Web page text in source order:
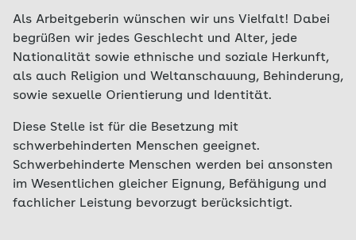
Als Arbeitgeberin wünschen wir uns Vielfalt! Dabei
begrüßen wir jedes Geschlecht und Alter, jede
Nationalität sowie ethnische und soziale Herkunft,
als auch Religion und Weltanschauung, Behinderung,
sowie sexuelle Orientierung und Identität.
Diese Stelle ist für die Besetzung mit
schwerbehinderten Menschen geeignet.
Schwerbehinderte Menschen werden bei ansonsten
im Wesentlichen gleicher Eignung, Befähigung und
fachlicher Leistung bevorzugt berücksichtigt.